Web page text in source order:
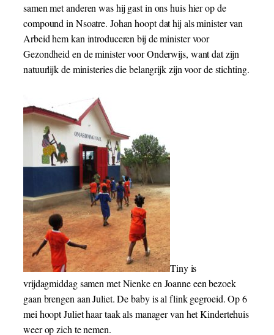
samen met anderen was hij gast in ons huis hier op de
compound in Nsoatre. Johan hoopt dat hij als minister van
Arbeid hem kan introduceren bij de minister voor
Gezondheid en de minister voor Onderwijs, want dat zijn
natuurlijk de ministeries die belangrijk zijn voor de stichting.
Tiny is
vrijdagmiddag samen met Nienke en Joanne een bezoek
gaan brengen aan Juliet. De baby is al flink gegroeid. Op 6
mei hoopt Juliet haar taak als manager van het Kindertehuis
weer op zich te nemen.